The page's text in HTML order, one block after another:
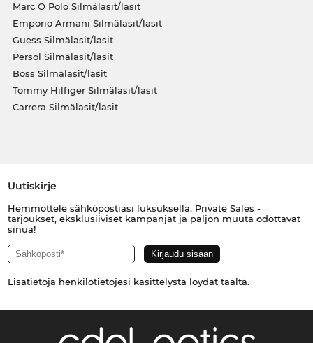
Marc O Polo Silmälasit/lasit
Emporio Armani Silmälasit/lasit
Guess Silmälasit/lasit
Persol Silmälasit/lasit
Boss Silmälasit/lasit
Tommy Hilfiger Silmälasit/lasit
Carrera Silmälasit/lasit
Uutiskirje
Hemmottele sähköpostiasi luksuksella. Private Sales -
tarjoukset, eksklusiiviset kampanjat ja paljon muuta odottavat
sinua!
Lisätietoja henkilötietojesi käsittelystä löydät täältä.